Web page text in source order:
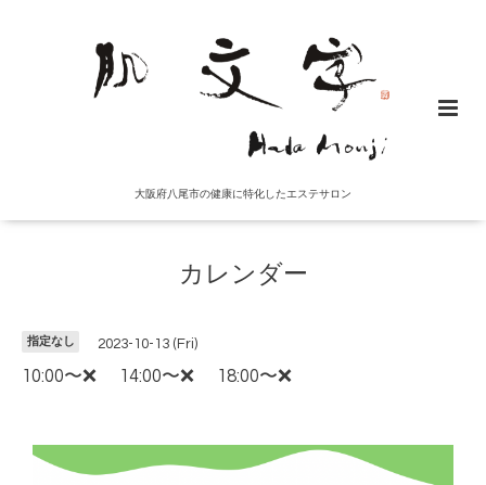
大阪府八尾市の健康に特化したエステサロン
カレンダー
指定なし 2023-10-13 (Fri)
10:00〜❌ 14:00〜❌ 18:00〜❌